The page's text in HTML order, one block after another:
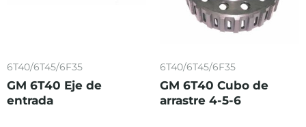
6T40/6T45/6F35
GM 6T40 Eje de
entrada
6T40/6T45/6F35
GM 6T40 Cubo de
arrastre 4-5-6